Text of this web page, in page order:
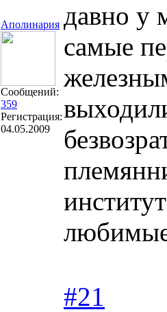
Аполинария
Сообщений:
359
Регистрация:
04.05.2009
давно у
самые
#21